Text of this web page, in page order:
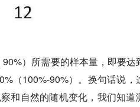
）所需要的样本量，即要达
（100%-90%）。换句话说，
和自然的随机变化，我们知道